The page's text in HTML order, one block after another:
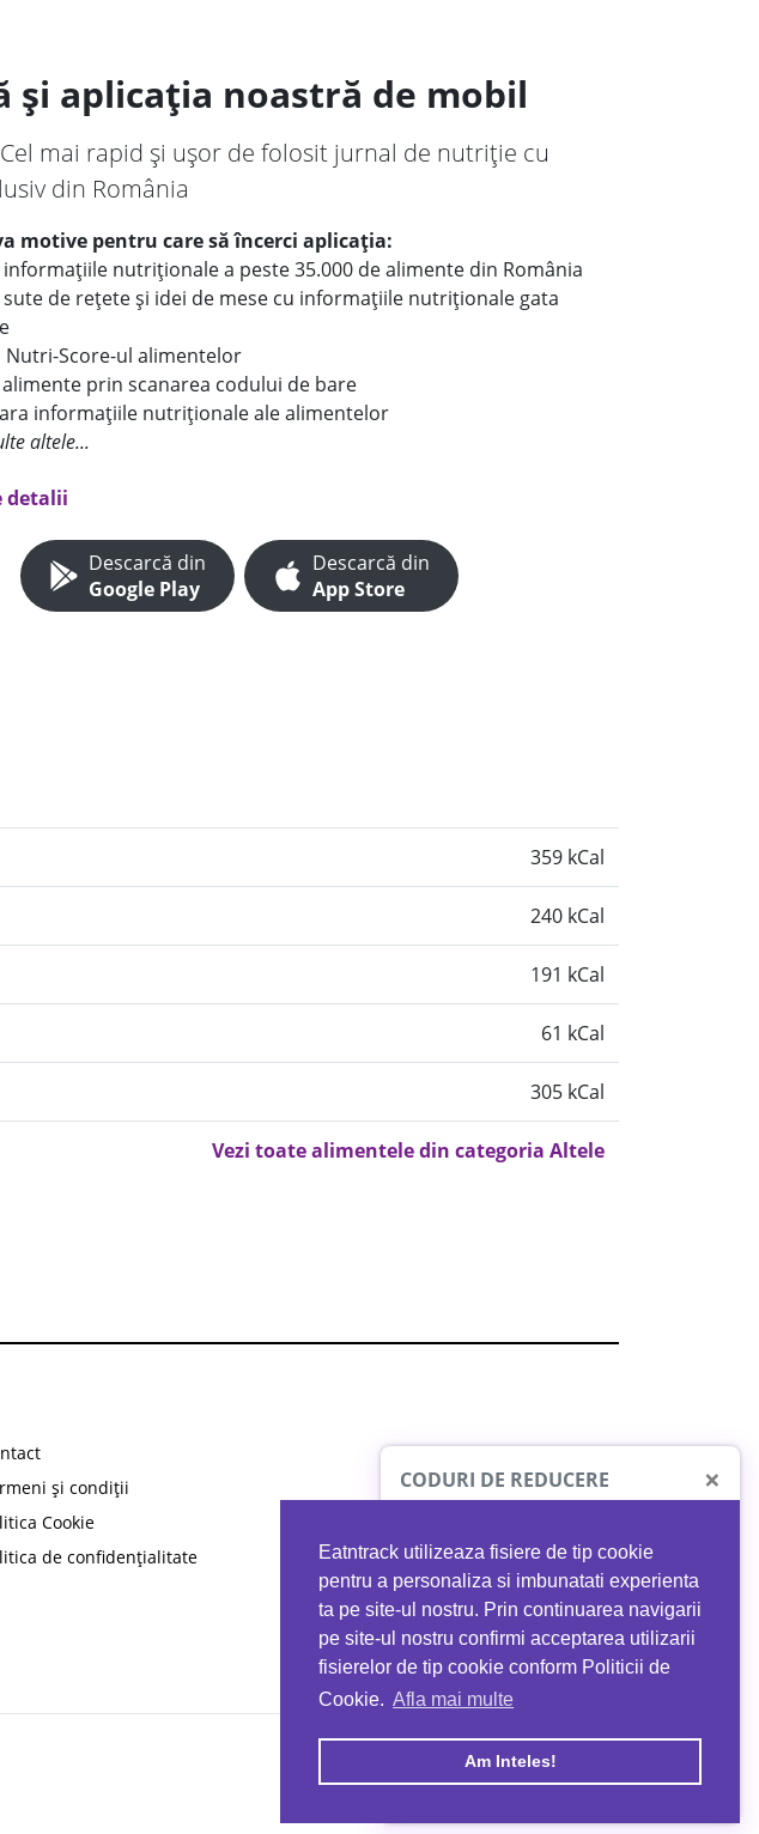
Eatntrack utilizeaza fisiere de tip cookie
pentru a personaliza si imbunatati experienta
ta pe site-ul nostru. Prin continuarea navigarii
pe site-ul nostru confirmi acceptarea utilizarii
fisierelor de tip cookie conform Politicii de
Cookie. Afla mai multe
Am Inteles!
și aplicația noastră de mobil
Cel mai rapid și ușor de folosit jurnal de nutriție cu
din România
motive pentru care să încerci aplicația:
informațiile nutriționale a peste 35.000 de alimente din România
sute de rețete și idei de mese cu informațiile nutriționale gata
Nutri-Score-ul alimentelor
prin scanarea codului de bare
informațiile nutriționale ale alimentelor
altele...
detalii
Descarcă din
Google Play
Descarcă din
App Store
359 kCal
240 kCal
191 kCal
61 kCal
305 kCal
Vezi toate alimentele din categoria Altele
și condiții
Cookie
de confidențialitate
CODURI DE REDUCERE ×
PROTO41
reducere la orice comandă
EATNTRACK
MYPROTEIN
Ai40%reducere la orice comandă
folosind codul EATTRACK